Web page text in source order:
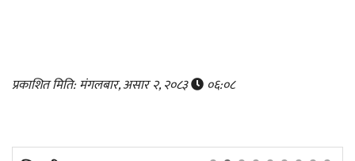
प्रकाशित मिति: मंगलबार, असार २, २०८३ ०६:०८